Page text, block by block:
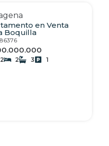
en Venta
Boquilla
2 3 1